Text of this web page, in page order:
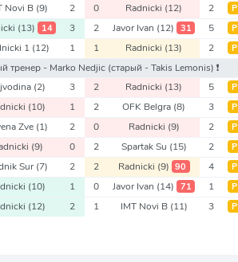
Novi B (9) 2 0 Radnicki (12) 2 Р
(13) 14 3 2 Javor Ivan (12) 31 5 Р
1 (12) 1 1 Radnicki (13) 2 Р
тренер - Marko Nedjic (старый - Takis Lemonis) ❗️
(2) 3 2 Radnicki (13) 5 Р
(10) 1 2 OFK Belgra (8) 3 Р
Zve (1) 2 0 Radnicki (9) 2 Р
(9) 0 2 Spartak Su (15) 2 Р
Sur(7) 2 2 Radnicki (9) 90 4 Р
(10) 1 0 Javor Ivan (14) 71 1 Р
(12) 2 1 IMT Novi B (11) 3 Р